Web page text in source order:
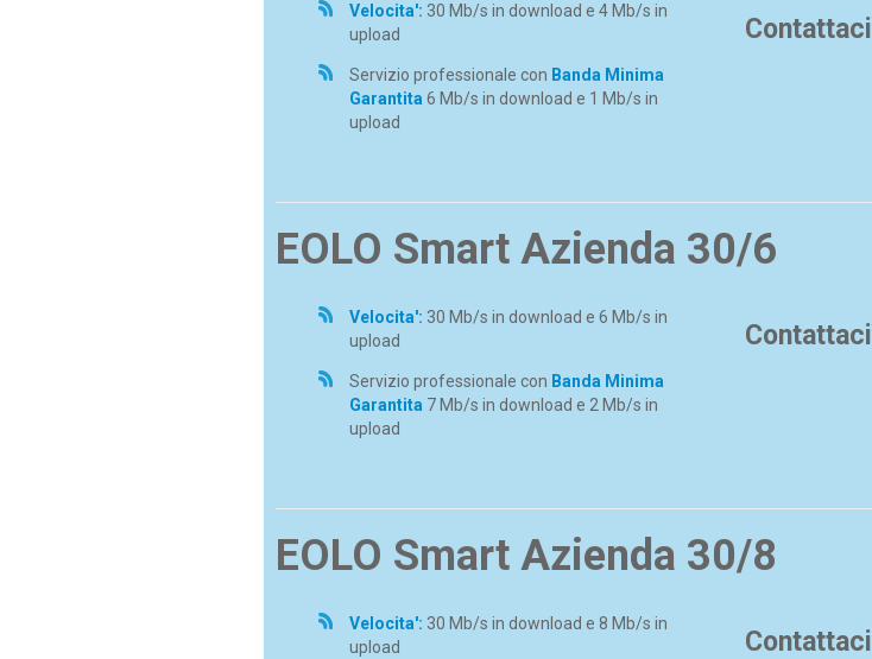
Velocita': 30 Mb/s in download e 4 Mb/s in
upload
Servizio professionale con Banda Minima
Garantita 6 Mb/s in download e 1 Mb/s in
upload
Contattaci
EOLO Smart Azienda 30/6
Velocita': 30 Mb/s in download e 6 Mb/s in
upload
Servizio professionale con Banda Minima
Garantita 7 Mb/s in download e 2 Mb/s in
upload
Contattaci
EOLO Smart Azienda 30/8
Velocita': 30 Mb/s in download e 8 Mb/s in
upload
Contattaci